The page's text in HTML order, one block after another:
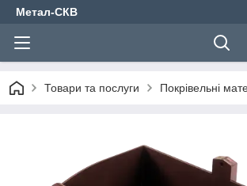
Метал-СКВ
Товари та послуги Покрівельні